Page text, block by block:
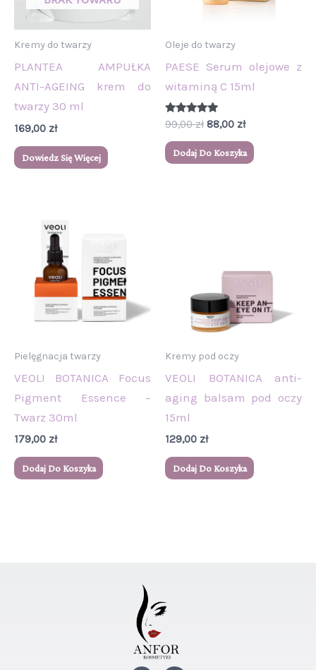
Kremy do twarzy
PLANTEA AMPUŁKA
ANTI-AGEING krem do
twarzy 30 ml
169,00 zł
Dowiedz Się Więcej
Oleje do twarzy
PAESE Serum olejowe z
witaminą C 15ml
Oceniono
na 5
99,00zł 88,00 zł
Dodaj Do Koszyka
Pielęgnacja twarzy
VEOLI BOTANICA Focus
Pigment Essence –
Twarz 30ml
179,00 zł
Dodaj Do Koszyka
Kremy pod oczy
VEOLI BOTANICA anti-
aging balsam pod oczy
15ml
129,00 zł
Dodaj Do Koszyka